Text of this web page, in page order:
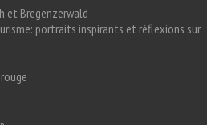
et Bregenzerwald
portraits inspirants et réflexions sur